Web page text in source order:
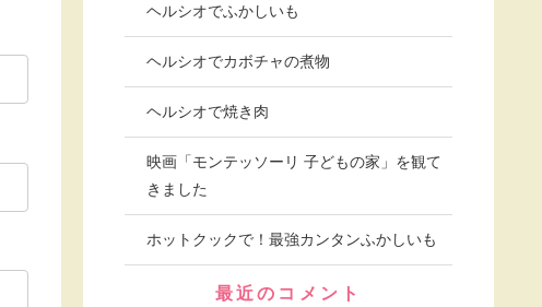
ヘルシオでふかしいも
ヘルシオでカボチャの煮物
ヘルシオで焼き肉
映画「モンテッソーリ 子どもの家」を観て
きました
ホットクックで！最強カンタンふかしいも
最近のコメント